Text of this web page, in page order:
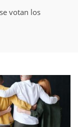
votan los